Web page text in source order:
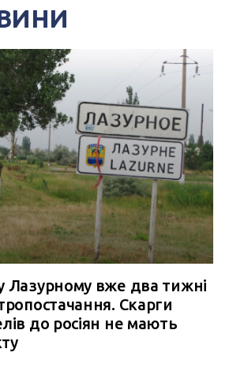
Лазурному вже два тижні
Скарги
до росіян не мають